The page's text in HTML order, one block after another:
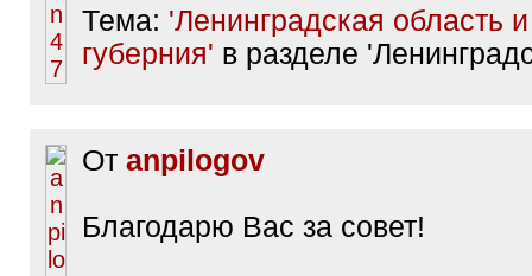
Тема: 'Ленинградская область
губерния' в разделе
От anpilogov
Благодарю Вас за совет!